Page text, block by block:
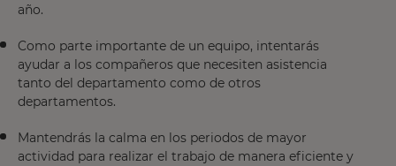
año.
Como parte importante de un equipo, intentarás
ayudar a los compañeros que necesiten asistencia
tanto del departamento como de otros
departamentos.
Mantendrás la calma en los periodos de mayor
actividad para realizar el trabajo de manera eficiente y